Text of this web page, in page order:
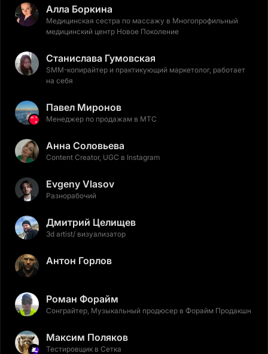
Алла Боркина
Медицинская сестра по массажу в Многопрофильный
медицинский центр Новое Поколение
Станислава Гумовская
SMM-копирайтер и практикующий маркетолог, работает
на себя
Павел Миронов
Менеджер по продажам в МТС
Анна Соловьева
Content Creator, UGC в Instagram
Evgeny Vlasov
Разнорабочий
Дмитрий Целищев
3d artist/ визуализатор
Антон Горлов
Роман Форайм
Сонграйтер, Музыкальный продюсер в Форайм Продакшн
Максим Поляков
Тестировщик в Сетка